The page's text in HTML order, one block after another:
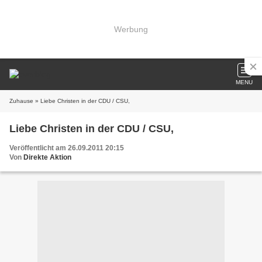
Werbung
MENU
Zuhause » Liebe Christen in der CDU / CSU,
Liebe Christen in der CDU / CSU,
Veröffentlicht am 26.09.2011 20:15
Von Direkte Aktion